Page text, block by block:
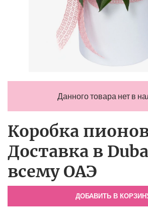
Данного товара нет в
Коробка пионов
Доставка в
всему ОАЭ
ДОБАВИТЬ В